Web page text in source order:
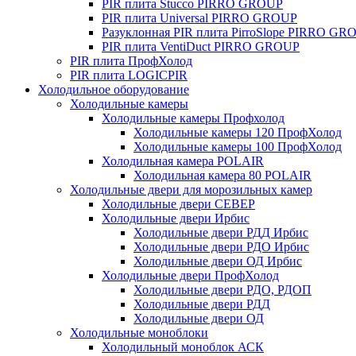
PIR плита Stucco PIRRO GROUP
PIR плита Universal PIRRO GROUP
Разуклонная PIR плита PirroSlope PIRRO
PIR плита VentiDuct PIRRO GROUP
PIR плита ПрофХолод
PIR плита LOGICPIR
Холодильное оборудование
Холодильные камеры
Холодильные камеры Профхолод
Холодильные камеры 120 ПрофХолод
Холодильные камеры 100 ПрофХолод
Холодильная камера POLAIR
Холодильная камера 80 POLAIR
Холодильные двери для морозильных камер
Холодильные двери СЕВЕР
Холодильные двери Ирбис
Холодильные двери РДД Ирбис
Холодильные двери РДО Ирбис
Холодильные двери ОД Ирбис
Холодильные двери ПрофХолод
Холодильные двери РДО, РДОП
Холодильные двери РДД
Холодильные двери ОД
Холодильные моноблоки
Холодильный моноблок АСК